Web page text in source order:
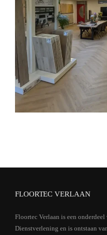
FLOORTEC VERLAAN
Floortec Verlaan is een
Dienstverlening en is ontstaan